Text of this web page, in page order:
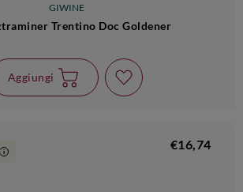
GIWINE
Trentino Doc Goldener
Aggiungi
i €16,74